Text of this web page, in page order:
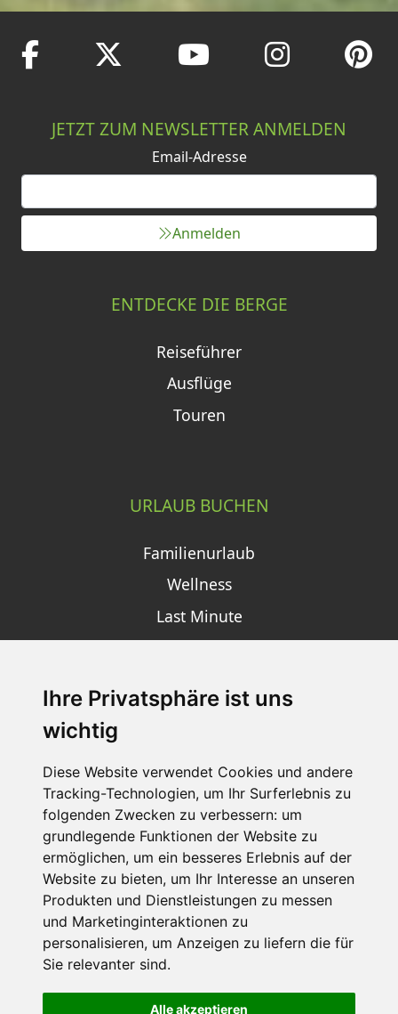
Ihre Privatsphäre ist uns
wichtig
Diese Website verwendet Cookies und andere
Tracking-Technologien, um Ihr Surferlebnis zu
folgenden Zwecken zu verbessern: um
grundlegende Funktionen der Website zu
ermöglichen, um ein besseres Erlebnis auf der
Website zu bieten, um Ihr Interesse an unseren
Produkten und Dienstleistungen zu messen
und Marketinginteraktionen zu
personalisieren, um Anzeigen zu liefern die für
Sie relevanter sind.
Alle akzeptieren
JETZT ZUM NEWSLETTER ANMELDEN
Email-Adresse
Anmelden
ENTDECKE DIE BERGE
Reiseführer
Ausflüge
Touren
URLAUB BUCHEN
Familienurlaub
Wellness
Last Minute
SCHNEEHÖHEN SKI APP
Die Schneehoehen Ski APP für iOS und Android - Ein
Muss für alle Wintersportler und Schneefreaks!
Impressum
Datenschutz
Nutzungsbedingungen
Portale
FAQ Newsletter Mediadaten